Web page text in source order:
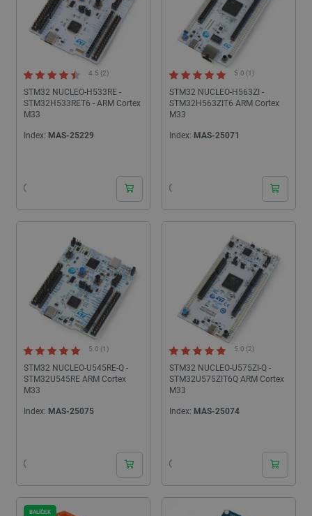
STM32 NUCLEO-H533RE -
STM32H533RET6 - ARM Cortex
M33
4.5 (2)
Index: MAS-25229
STM32 NUCLEO-H563ZI -
STM32H563ZIT6 ARM Cortex
M33
5.0 (1)
Index: MAS-25071
STM32 NUCLEO-U545RE-Q -
STM32U545RE ARM Cortex
M33
5.0 (1)
Index: MAS-25075
STM32 NUCLEO-U575ZI-Q -
STM32U575ZIT6Q ARM Cortex
M33
5.0 (2)
Index: MAS-25074
BALÍČEK